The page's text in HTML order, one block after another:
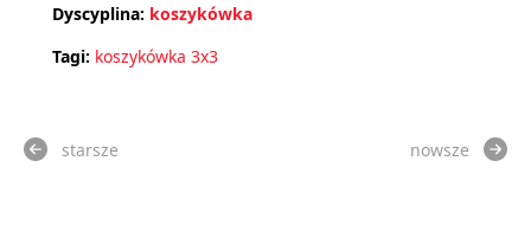
Dyscyplina: koszykówka
Tagi: koszykówka 3x3
starsze nowsze